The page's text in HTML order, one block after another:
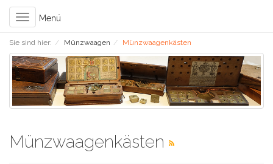
Toggle
navigation
Menü
Sie sind hier: Münzwaagen Münzwaagenkästen
Münzwaagenkästen